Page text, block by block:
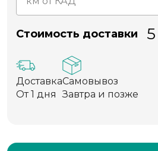
Стоимость доставки
Доставка
От 1 дня
Самовывоз
Завтра и позже